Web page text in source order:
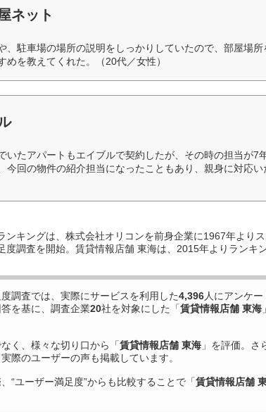
ネット
、駐車場の場所の説明をしっかりしていたので、部屋場所
めを教えてくれた。（20代／女性）
いたアパートもエイブルで契約したが、その時の担当が7
今回の物件の紹介担当になったこともあり、親身に対応
ンキングは、株式会社オリコンを前身企業に1967年より
度調査を開始。賃貸情報店舗 東海は、2015年よりランキ
調査では、実際にサービスを利用した4,396人にアンケー
を基に、調査企業20社を対象にした「賃貸情報店舗 東海
く、様々な切り口から「賃貸情報店舗 東海 」を評価。さ
際のユーザーの声も掲載しています。
“ユーザー満足度”からも比較することで「賃貸情報店舗